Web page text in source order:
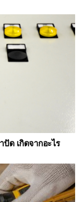
ด เกิดจากอะไร